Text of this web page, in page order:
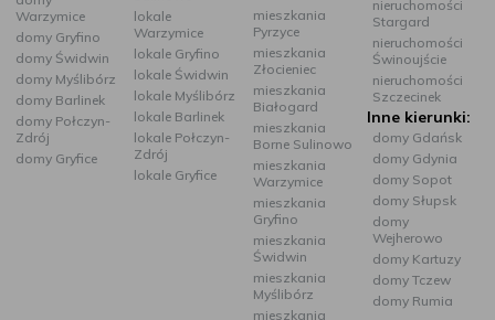
Warzymice
domy Gryfino
domy Świdwin
domy Myślibórz
domy Barlinek
domy Połczyn-
Zdrój
domy Gryfice
lokale
Warzymice
lokale Gryfino
lokale Świdwin
lokale Myślibórz
lokale Barlinek
lokale Połczyn-
Zdrój
lokale Gryfice
mieszkania
Pyrzyce
mieszkania
Złocieniec
mieszkania
Białogard
mieszkania
Borne Sulinowo
mieszkania
Warzymice
mieszkania
Gryfino
mieszkania
Świdwin
mieszkania
Myślibórz
mieszkania
nieruchomości
Stargard
nieruchomości
Świnoujście
nieruchomości
Szczecinek
Inne kierunki:
domy Gdańsk
domy Gdynia
domy Sopot
domy Słupsk
domy
Wejherowo
domy Kartuzy
domy Tczew
domy Rumia